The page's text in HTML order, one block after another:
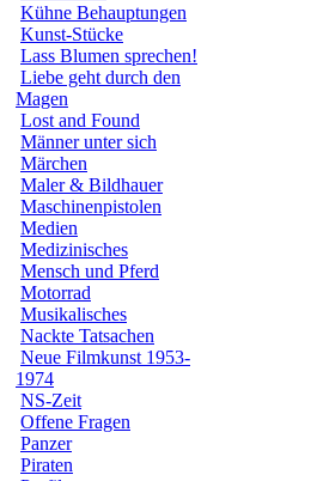
Kühne Behauptungen
Kunst-Stücke
Lass Blumen sprechen!
Liebe geht durch den
Magen
Lost and Found
Männer unter sich
Märchen
Maler & Bildhauer
Maschinenpistolen
Medien
Medizinisches
Mensch und Pferd
Motorrad
Musikalisches
Nackte Tatsachen
Neue Filmkunst 1953-
1974
NS-Zeit
Offene Fragen
Panzer
Piraten